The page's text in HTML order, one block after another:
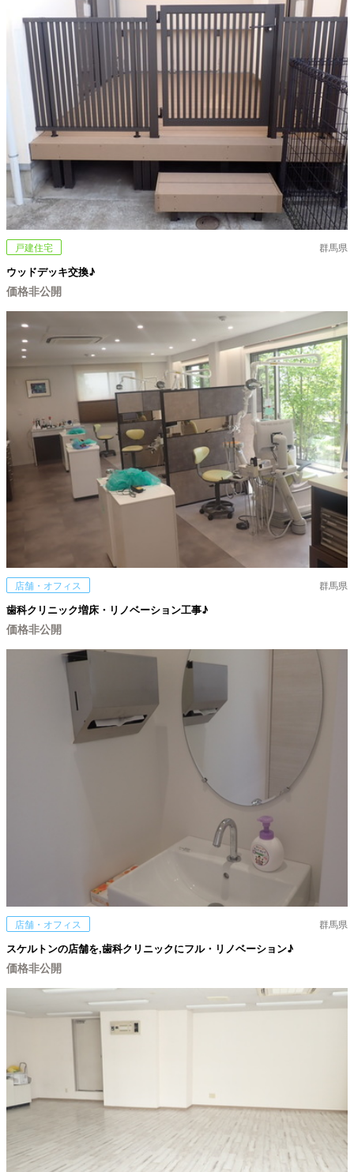
戸建住宅 群馬県
ウッドデッキ交換♪
価格非公開
店舗・オフィス 群馬県
歯科クリニック増床・リノベーション工事♪
価格非公開
店舗・オフィス 群馬県
スケルトンの店舗を,歯科クリニックにフル・リノベーション♪
価格非公開